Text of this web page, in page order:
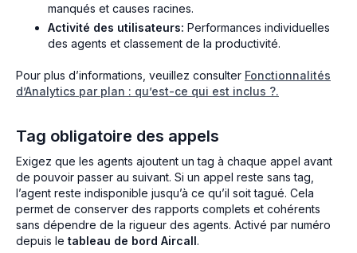
manqués et causes racines.
Activité des utilisateurs: Performances individuelles
des agents et classement de la productivité.
Pour plus d’informations, veuillez consulter Fonctionnalités
d’Analytics par plan : qu’est-ce qui est inclus ?.
Tag obligatoire des appels
Exigez que les agents ajoutent un tag à chaque appel avant
de pouvoir passer au suivant. Si un appel reste sans tag,
l’agent reste indisponible jusqu’à ce qu’il soit tagué. Cela
permet de conserver des rapports complets et cohérents
sans dépendre de la rigueur des agents. Activé par numéro
depuis le tableau de bord Aircall.